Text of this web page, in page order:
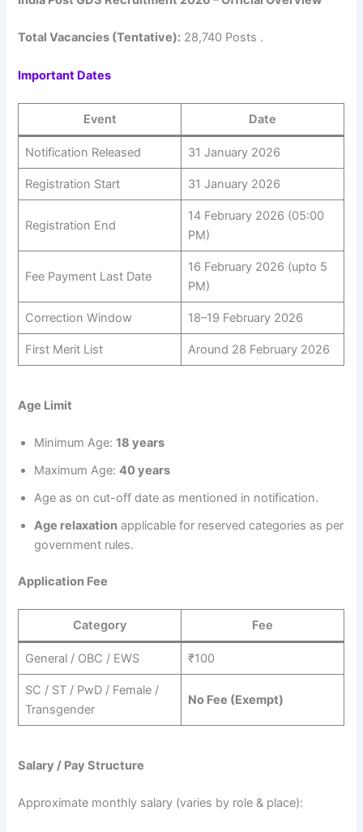
Total Vacancies (Tentative): 28,740 Posts .
Important Dates
Event Date
Notification Released 31 January 2026
Registration Start 31 January 2026
Registration End
14 February 2026 (05:00
PM)
Fee Payment Last Date
16 February 2026 (upto 5
PM)
Correction Window 18–19 February 2026
First Merit List Around 28 February 2026
Age Limit
Minimum Age:18 years
Maximum Age:40 years
Age as on cut-off date as mentioned in notification.
Age relaxation applicable for reserved categories as per
government rules.
Application Fee
Category Fee
General / OBC / EWS ₹100
SC / ST / PwD / Female /
Transgender
No Fee (Exempt)
Salary / Pay Structure
Approximate monthly salary (varies by role & place):